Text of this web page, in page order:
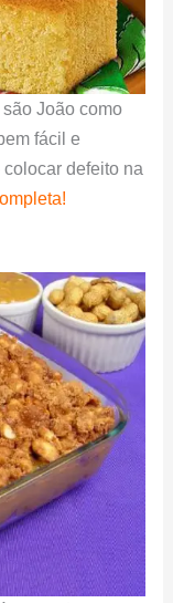
João como
fácil e
defeito na